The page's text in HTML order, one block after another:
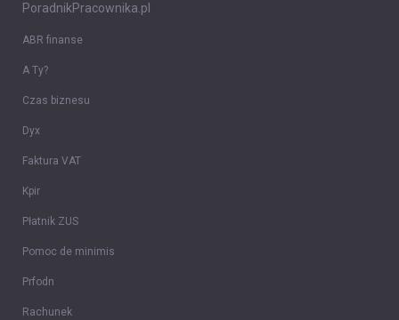
PoradnikPracownika.pl
ABR finanse
A Ty?
Czas biznesu
Dyx
Faktura VAT
Kpir
Płatnik ZUS
Pomoc de minimis
Prfodn
Rachunek